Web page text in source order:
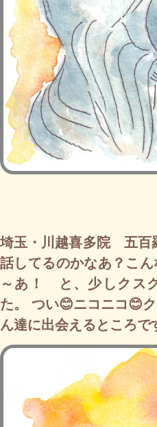
埼玉・川越喜多院 五百
話してるのかなあ？こ
～あ！ と、少しクス
た。 つい😊ニコニコ😊
ん達に出会えるところで